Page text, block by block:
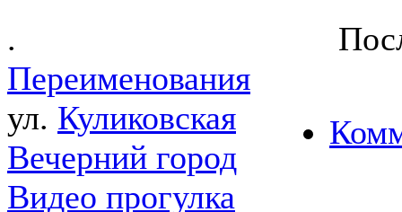
.
Переименования
ул. Куликовская
Вечерний город
Видео прогулка